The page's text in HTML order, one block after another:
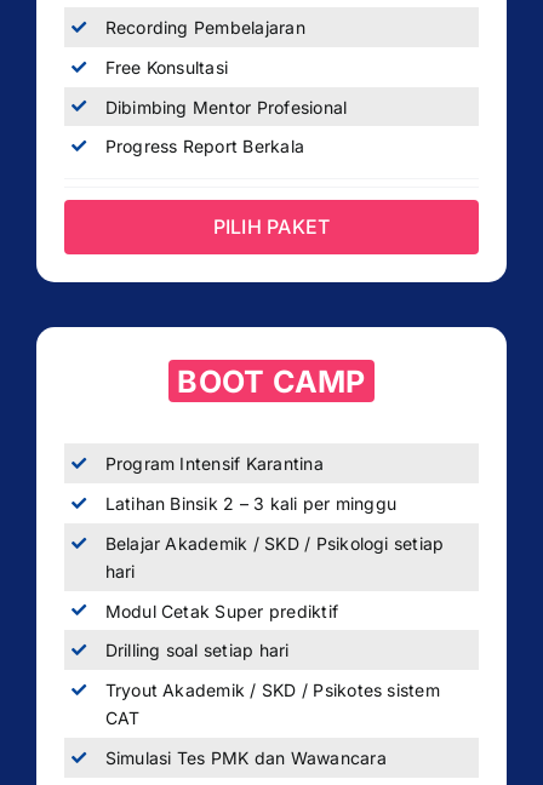
Recording Pembelajaran
Free Konsultasi
Dibimbing Mentor Profesional
Progress Report Berkala
PILIH PAKET
BOOT CAMP
Program Intensif Karantina
Latihan Binsik 2 – 3 kali per minggu
Belajar Akademik / SKD / Psikologi setiap
hari
Modul Cetak Super prediktif
Drilling soal setiap hari
Tryout Akademik / SKD / Psikotes sistem
CAT
Simulasi Tes PMK dan Wawancara